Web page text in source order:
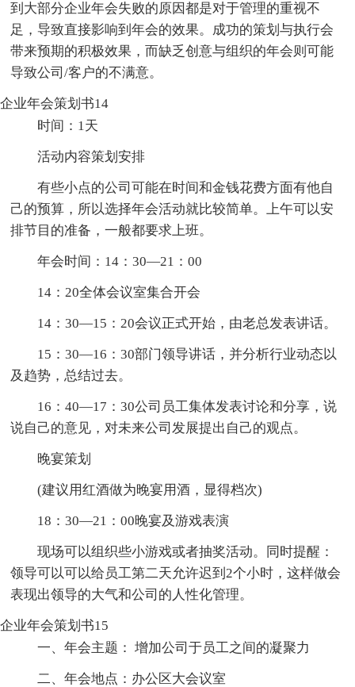
到大部分企业年会失败的原因都是对于管理的重视不
足，导致直接影响到年会的效果。成功的策划与执行会
带来预期的积极效果，而缺乏创意与组织的年会则可能
导致公司/客户的不满意。
企业年会策划书14
时间：1天
活动内容策划安排
有些小点的公司可能在时间和金钱花费方面有他自
己的预算，所以选择年会活动就比较简单。上午可以安
排节目的准备，一般都要求上班。
年会时间：14：30—21：00
14：20全体会议室集合开会
14：30—15：20会议正式开始，由老总发表讲话。
15：30—16：30部门领导讲话，并分析行业动态以
及趋势，总结过去。
16：40—17：30公司员工集体发表讨论和分享，说
说自己的意见，对未来公司发展提出自己的观点。
晚宴策划
(建议用红酒做为晚宴用酒，显得档次)
18：30—21：00晚宴及游戏表演
现场可以组织些小游戏或者抽奖活动。同时提醒：
领导可以可以给员工第二天允许迟到2个小时，这样做会
表现出领导的大气和公司的人性化管理。
企业年会策划书15
一、年会主题： 增加公司于员工之间的凝聚力
二、年会地点：办公区大会议室